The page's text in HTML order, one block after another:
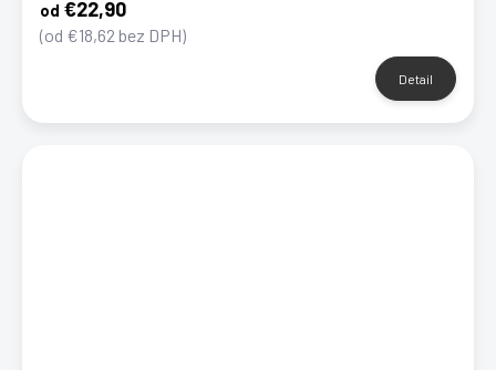
od €22,90
(od €18,62 bez DPH)
Detail